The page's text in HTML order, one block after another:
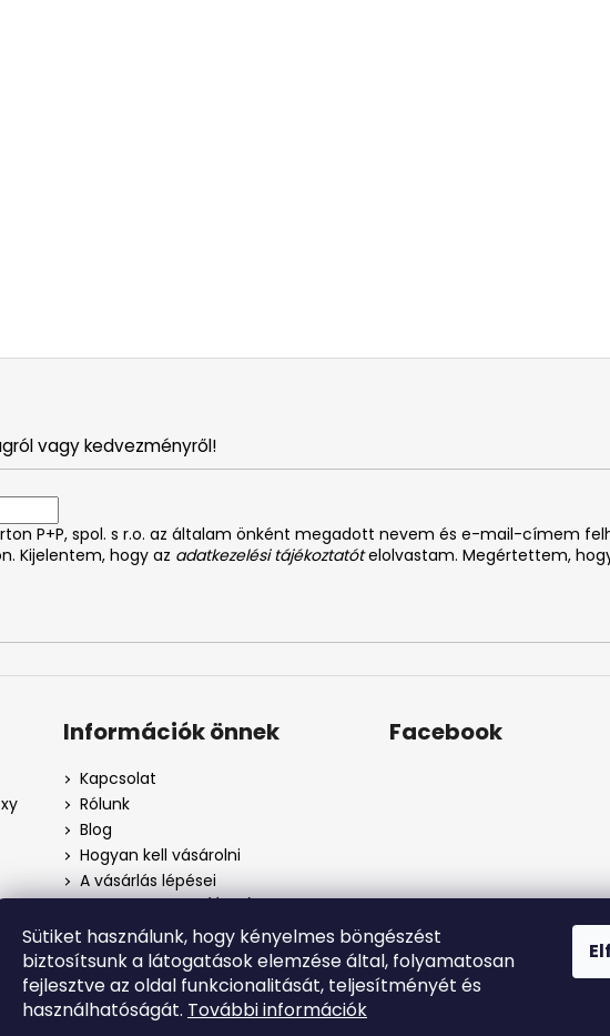
Sütiket használunk, hogy kényelmes böngészést
biztosítsunk a látogatások elemzése által, folyamatosan
fejlesztve az oldal funkcionalitását, teljesítményét és
használhatóságát. További információk
vagy kedvezményről!
P+P, spol. s r.o. az általam önként megadott nevem és e-mail-címem
Kijelentem, hogy az adatkezelési tájékoztatótelolvastam. Megértettem,
Információk önnek
Kapcsolat
Rólunk
Blog
Hogyan kell vásárolni
A vásárlás lépései
Adatkezelési tájékoztató
Panaszos eljárás
Panaszjelenté
Facebook